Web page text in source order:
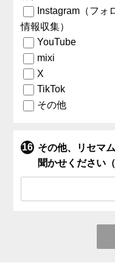
Instagram（フォ
情報収集）
YouTube
mixi
X
TikTok
その他
その他、リセマ
聞かせください